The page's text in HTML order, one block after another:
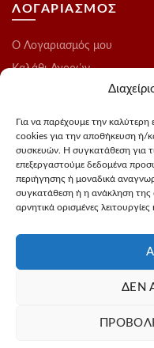
Για να παρέχουμε την καλύτερη
cookies για την αποθήκευση ή/
συσκευών. Η συγκατάθεση για
επεξεργαστούμε δεδομένα
περιήγησης ή μοναδικά
συγκατάθεση ή η ανάκληση της
αρνητικά ορισμένες λειτουργίες
ΔΕΝ
ΛΟΓΑΡΙΑΣΜΟΣ
O Λογαριασμός μου
Καλάθι Αγορών
Ολοκλήρωση Παραγγελίας
Blog
ΑΚΟΛΟΥΘΗΣΤΕ
Instagram
FaceBook